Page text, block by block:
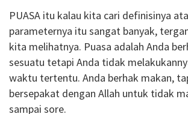
PUASA itu kalau kita cari definisinya
parameternya itu sangat banyak,
kita melihatnya. Puasa adalah Anda
sesuatu tetapi Anda tidak
waktu tertentu. Anda berhak makan,
bersepakat dengan Allah untuk tidak
sampai sore.